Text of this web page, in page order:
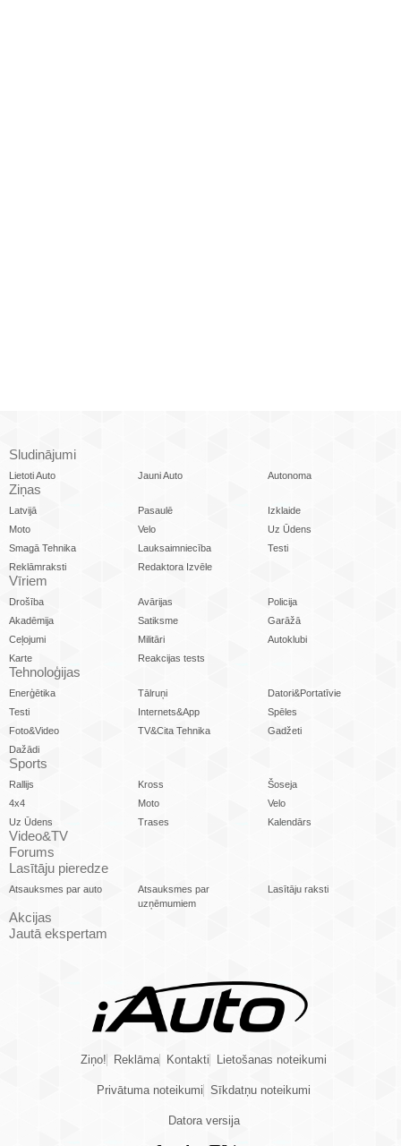
Sludinājumi
Lietoti Auto Jauni Auto Autonoma
Ziņas
Latvijā Pasaulē
Izklaide
Moto
Velo
Uz Ūdens
Smagā Tehnika
Lauksaimniecība
Testi
Reklāmraksti
Redaktora Izvēle
Vīriem
Drošība Avārijas
Policija
Akadēmija
Satiksme
Garāžā
Ceļojumi
Militāri
Autoklubi
Karte
Reakcijas tests
Tehnoloģijas
Enerģētika Tālruņi
Datori&Portatīvie
Testi
Internets&App
Spēles
Foto&Video
TV&Cita Tehnika
Gadžeti
Dažādi
Sports
Rallijs Kross
Šoseja
4x4
Moto
Velo
Uz Ūdens
Trases Kalendārs
Video&TV
Forums
Lasītāju pieredze
Atsauksmes par auto
Atsauksmes par
uzņēmumiem
Lasītāju raksti
Akcijas
Jautā ekspertam
Ziņo! Reklāma Kontakti Lietošanas noteikumi
Privātuma noteikumi Sīkdatņu noteikumi
Datora versija